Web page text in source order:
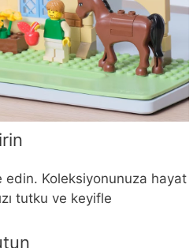
Koleksiyonunuza hayat
tutku ve keyifle